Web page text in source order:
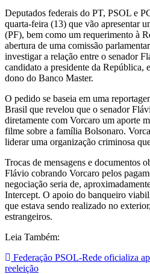
Deputados federais do PT, PSOL e
quarta-feira (13) que vão apresentar
(PF), bem como um requerimento à
abertura de uma comissão
investigar a relação entre o senador
candidato a presidente da República,
dono do Banco Master.
O pedido se baseia em uma
Brasil que revelou que o senador
diretamente com Vorcaro um aporte
filme sobre a família Bolsonaro.
liderar uma organização criminosa
Trocas de mensagens e documentos
Flávio cobrando Vorcaro pelos
negociação seria de,
Intercept. O apoio do banqueiro
que estava sendo realizado no
estrangeiros.
Leia Também:
Federação PSOL-Rede oficializa
reeleição